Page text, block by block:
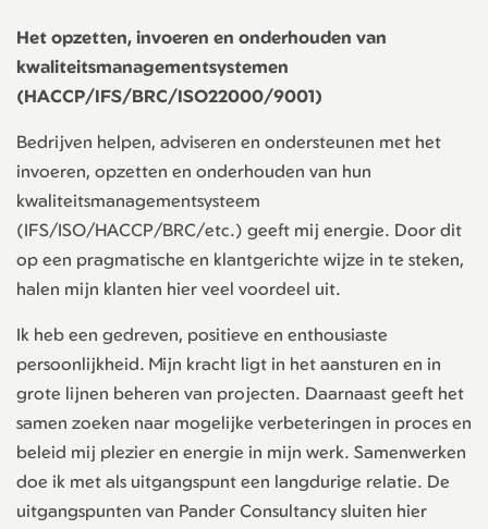
Het opzetten, invoeren en onderhouden van
kwaliteitsmanagementsystemen
(HACCP/IFS/BRC/ISO22000/9001)
Bedrijven helpen, adviseren en ondersteunen met het
invoeren, opzetten en onderhouden van hun
kwaliteitsmanagementsysteem
(IFS/ISO/HACCP/BRC/etc.) geeft mij energie. Door dit
op een pragmatische en klantgerichte wijze in te steken,
halen mijn klanten hier veel voordeel uit.
Ik heb een gedreven, positieve en enthousiaste
persoonlijkheid. Mijn kracht ligt in het aansturen en in
grote lijnen beheren van projecten. Daarnaast geeft het
samen zoeken naar mogelijke verbeteringen in proces en
beleid mij plezier en energie in mijn werk. Samenwerken
doe ik met als uitgangspunt een langdurige relatie. De
uitgangspunten van Pander Consultancy sluiten hier